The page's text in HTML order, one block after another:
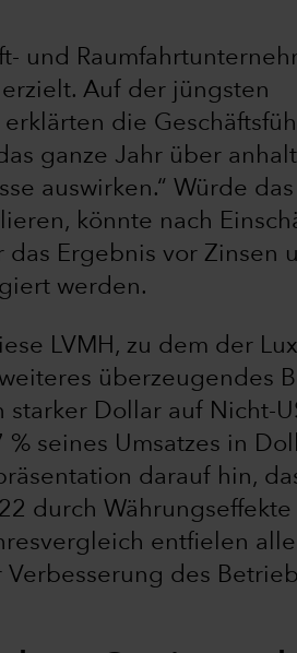
und
Auf der jüngsten
die
ganze Jahr über
auswirken.“ Würde
könnte nach
Ergebnis vor Zinsen
werden.
LVMH, zu dem der
überzeugendes
Dollar auf Nicht-
% seines Umsatzes in
darauf hin,
durch
entfielen
des